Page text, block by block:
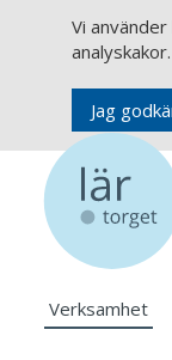
Vi
analyskakor.
Jag
Verksamhet